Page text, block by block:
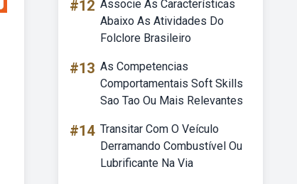
#12 Associe As Características
Abaixo As Atividades Do
Folclore Brasileiro
#13 As Competencias
Comportamentais Soft Skills
Sao Tao Ou Mais Relevantes
#14 Transitar Com O Veículo
Derramando Combustível Ou
Lubrificante Na Via